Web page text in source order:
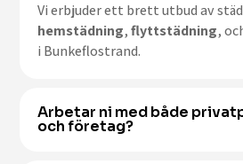
Vi erbjuder ett brett utbud av
hemstädning,flyttstädning,
i Bunkeflostrand.
Arbetar ni med både
och företag?